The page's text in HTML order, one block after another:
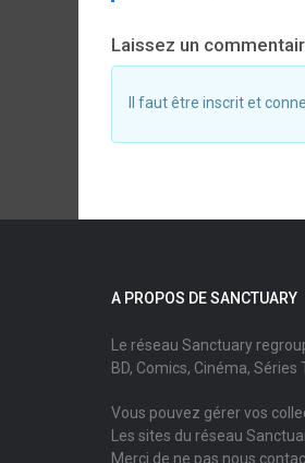
Laissez un
Il faut être inscrit et
A PROPOS DE SANCTUARY
Le réseau Sanctuary
BD, Comics, Cinéma, Séries
Vous pouvez gérer vos
Les sites du réseau
Merci de ne pas nous